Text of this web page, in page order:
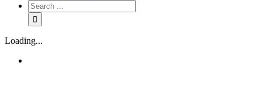
Loading...